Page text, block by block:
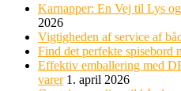
Karnapper: En Vej til Lys
2026
Vigtigheden af service af
Find det perfekte spisebord
Effektiv emballering med
varer 1. april 2026